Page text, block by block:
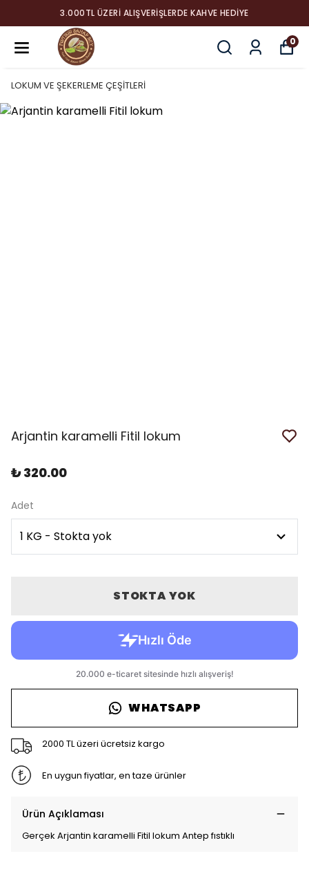
3.000TL ÜZERI ALIŞVERIŞLERDE KAHVE HEDIYE
0
LOKUM VE ŞEKERLEME ÇEŞİTLERİ
Arjantin karamelli Fitil lokum
₺ 320.00
Adet
STOKTA YOK
WHATSAPP
2000 TL üzeri ücretsiz kargo
En uygun fiyatlar, en taze ürünler
Ürün Açıklaması
Gerçek Arjantin karamelli Fitil lokum Antep fıstıklı